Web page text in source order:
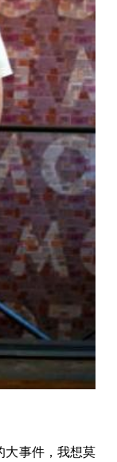
大事件，我想莫